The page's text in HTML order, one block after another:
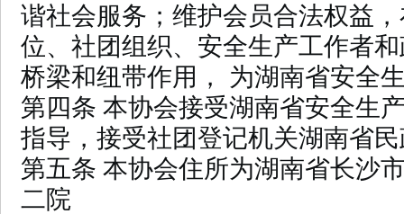
谐社会服务；维护会员合法权益
位、社团组织、安全生产工作者
桥梁和纽带作用， 为湖南省安全
第四条 本协会接受湖南省安全生
指导，接受社团登记机关湖南省
第五条 本协会住所为湖南省长沙
二院